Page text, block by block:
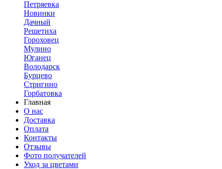
Петряевка
Новинки
Дачный
Решетиха
Гороховец
Мулино
Юганец
Володарск
Бурцево
Стригино
Горбатовка
Главная
О нас
Доставка
Оплата
Контакты
Отзывы
Фото получателей
Уход за цветами